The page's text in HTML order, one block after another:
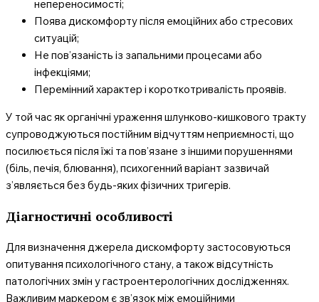
непереносимості;
Поява дискомфорту після емоційних або стресових
ситуацій;
Не пов’язаність із запальними процесами або
інфекціями;
Перемінний характер і короткотривалість проявів.
У той час як органічні ураження шлунково-кишкового тракту
супроводжуються постійним відчуттям неприємності, що
посилюється після їжі та пов’язане з іншими порушеннями
(біль, печія, блювання), психогенний варіант зазвичай
з’являється без будь-яких фізичних тригерів.
Діагностичні особливості
Для визначення джерела дискомфорту застосовуються
опитування психологічного стану, а також відсутність
патологічних змін у гастроентерологічних дослідженнях.
Важливим маркером є зв’язок між емоційними